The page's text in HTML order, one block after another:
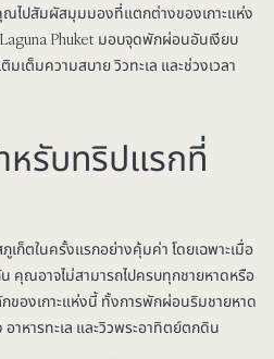
ณไปสัมผัสมุมมองที่แตกต่างของเกาะแห่ง
Phuket มอบจุดพักผ่อนอันเงียบ
เต็มความสบาย วิวทะเล และช่วงเวลา
หรับทริปแรกที่
ก็ตในครั้งแรกอย่างคุ้มค่า โดยเฉพาะเมื่อ
คุณอาจไม่สามารถไปครบทุกชายหาดหรือ
ของเกาะแห่งนี้ ทั้งการพักผ่อนริมชายหาด
หารทะเล และวิวพระอาทิตย์ตกดิน